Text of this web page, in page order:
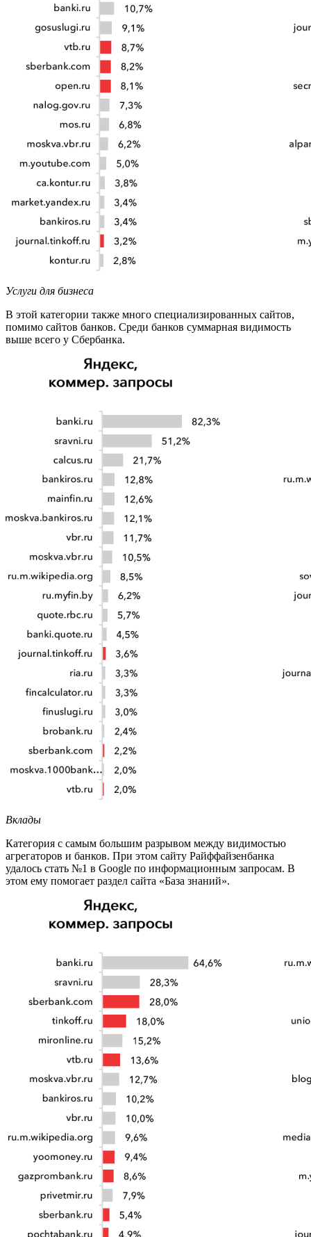
Услуги для бизнеса
В этой категории также много специализированных сайтов,
помимо сайтов банков. Среди банков суммарная видимость
выше всего у Сбербанка.
Вклады
Категория с самым большим разрывом между видимостью
агрегаторов и банков. При этом сайту Райффайзенбанка
удалось стать №1 в Google по информационным запросам. В
этом ему помогает раздел сайта «База знаний».